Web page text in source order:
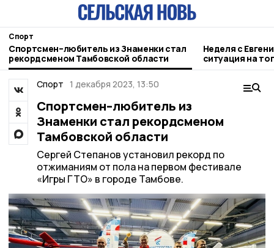
Спорт
Спортсмен–любитель из Знаменки стал
рекордсменом Тамбовской области
Неделя с
ситуация на
городе и
Спорт 1 декабря 2023, 13:50
Спортсмен–любитель из
Знаменки стал рекордсменом
Тамбовской области
Сергей Степанов установил рекорд по
отжиманиям от пола на первом фестивале
«Игры ГТО» в городе Тамбове.